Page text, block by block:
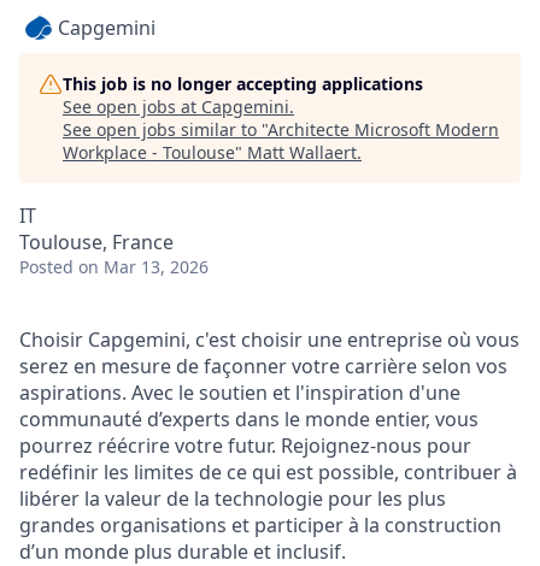
Capgemini
This job is no longer accepting applications
See open jobs at Capgemini.
See open jobs similar to "Architecte Microsoft Modern
Workplace - Toulouse" Matt Wallaert.
IT
Toulouse, France
Posted on Mar 13, 2026
Choisir Capgemini, c'est choisir une entreprise où vous
serez en mesure de façonner votre carrière selon vos
aspirations. Avec le soutien et l'inspiration d'une
communauté d’experts dans le monde entier, vous
pourrez réécrire votre futur. Rejoignez-nous pour
redéfinir les limites de ce qui est possible, contribuer à
libérer la valeur de la technologie pour les plus
grandes organisations et participer à la construction
d’un monde plus durable et inclusif.